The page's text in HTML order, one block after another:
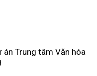
án Trung tâm Văn hóa